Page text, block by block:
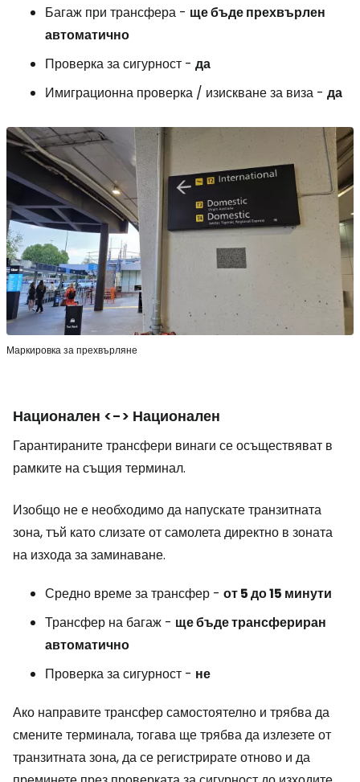
Багаж при трансфера - ще бъде прехвърлен
автоматично
Проверка за сигурност - да
Имиграционна проверка / изискване за виза - да
Маркировка за прехвърляне
Национален <-> Национален
Гарантираните трансфери винаги се осъществяват в
рамките на същия терминал.
Изобщо не е необходимо да напускате транзитната
зона, тъй като слизате от самолета директно в зоната
на изхода за заминаване.
Средно време за трансфер - от 5 до 15 минути
Трансфер на багаж - ще бъде трансфериран
автоматично
Проверка за сигурност - не
Ако направите трансфер самостоятелно и трябва да
смените терминала, тогава ще трябва да излезете от
транзитната зона, да се регистрирате отново и да